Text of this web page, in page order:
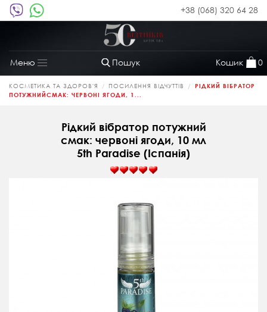
+38 (068) 320 64 28
Пошук Кошик 0
Меню
Toggle
navigation
КОСМЕТИКА ТА ЗДОРОВ'Я ПОСИЛЕННЯ ВІДЧУТТІВ
РІДКИЙ ВІБРАТОР
ПОТУЖНИЙСМАК: ЧЕРВОНІ ЯГОДИ, 1...
Рідкий вібратор потужний
смак: червоні ягоди, 10 мл
5th Paradise (Іспанія)